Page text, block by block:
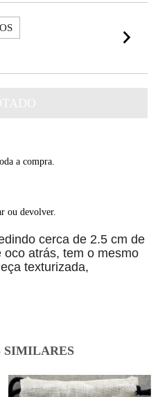
a compra.
ou devolver.
cerca de 2.5 cm de
atrás, tem o mesmo
texturizada,
SIMILARES